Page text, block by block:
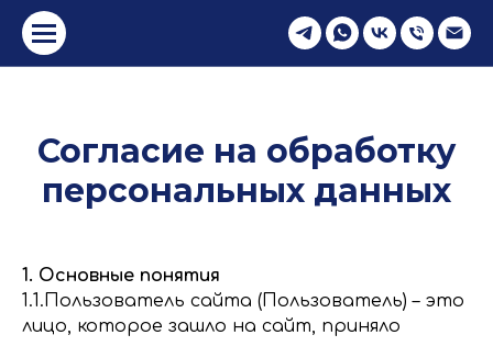
Согласие на обработку
персональных данных
1. Основные понятия
1.1.Пользователь сайта (Пользователь) – это
лицо, которое зашло на сайт, приняло